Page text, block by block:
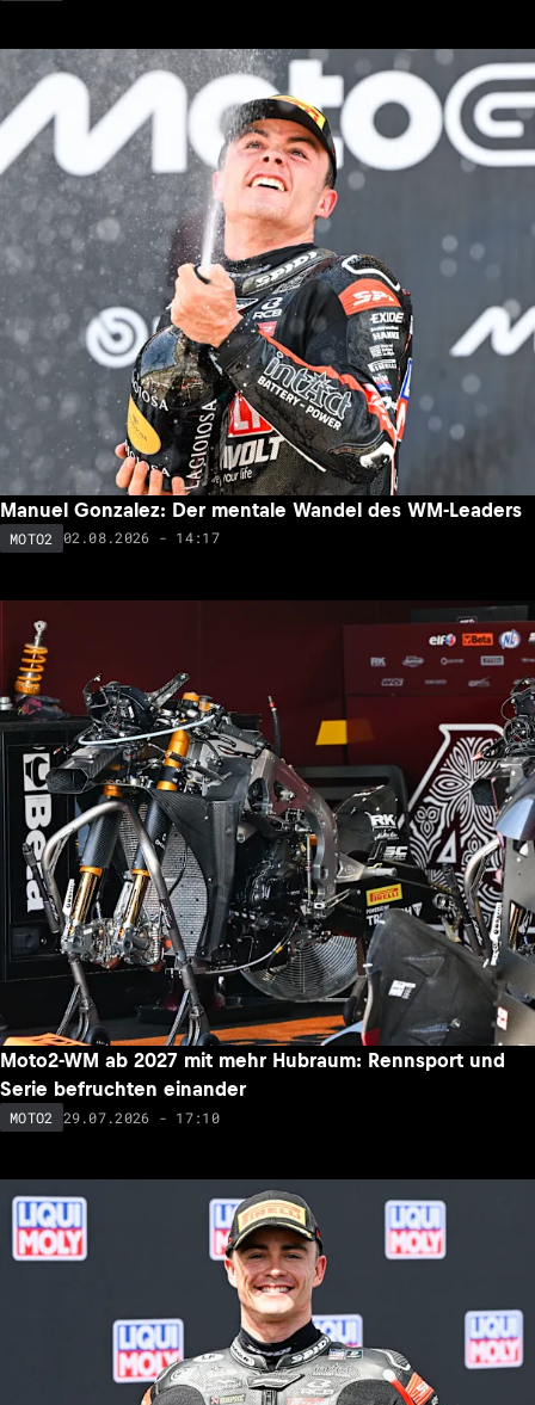
Manuel Gonzalez: Der mentale Wandel des WM-Leaders
MOTO2 02.08.2026 - 14:17
Moto2-WM ab 2027 mit mehr Hubraum: Rennsport und
Serie befruchten einander
MOTO2 29.07.2026 - 17:10